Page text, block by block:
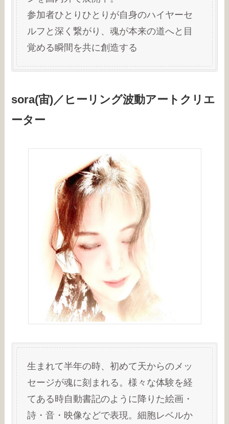
参加者ひとりひとりが自身のハイヤーセ
ルフと深く繋がり、魂が本来の道へと目
覚める瞬間を共に創造する
sora(宙)／ヒーリング波動アートクリエ
ーター
生まれて半年の時、初めて天からのメッ
セージが魂に刻まれる。様々な体験を経
てある時自動書記のように降りた絵画・
詩・音・映像などで表現。細胞レベルか